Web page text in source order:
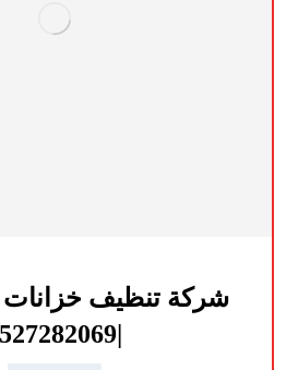
شركة تنظيف
|0527282069